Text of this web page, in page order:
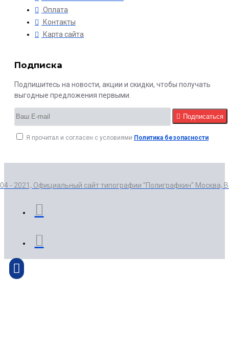
Оплата
Контакты
Карта сайта
Подписка
Подпишитесь на новости, акции и скидки, чтобы получать
выгодные предложения первыми.
Подписаться
Я прочитал и согласен с условиями Политика безопасности
- 2021, Официальный сайт типографии "Полиграфкин" Москва,